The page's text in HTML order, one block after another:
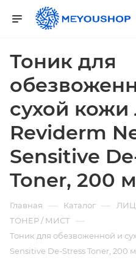
Тоник для
сухой кожи
Reviderm
Sensitive
Toner, 200
Главная — Каталог —
ТОНЕР / МИСТ —
Тоник для обезвоженной и
Sensitive De-Stress Toner, 200